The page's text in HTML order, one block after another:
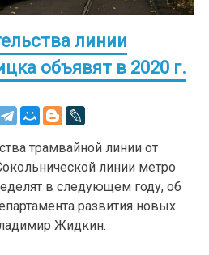
линии
объявят в 2020 г.
трамвайной линии от
линии метро
в следующем году, об
развития новых
Жидкин.